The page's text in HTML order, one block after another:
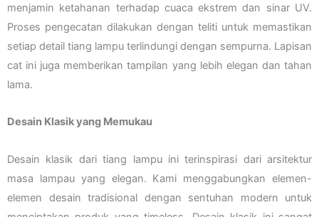
menjamin ketahanan terhadap cuaca ekstrem dan sinar UV.
Proses pengecatan dilakukan dengan teliti untuk memastikan
setiap detail tiang lampu terlindungi dengan sempurna. Lapisan
cat ini juga memberikan tampilan yang lebih elegan dan tahan
lama.
Desain Klasik yang Memukau
Desain klasik dari tiang lampu ini terinspirasi dari arsitektur
masa lampau yang elegan. Kami menggabungkan elemen-
elemen desain tradisional dengan sentuhan modern untuk